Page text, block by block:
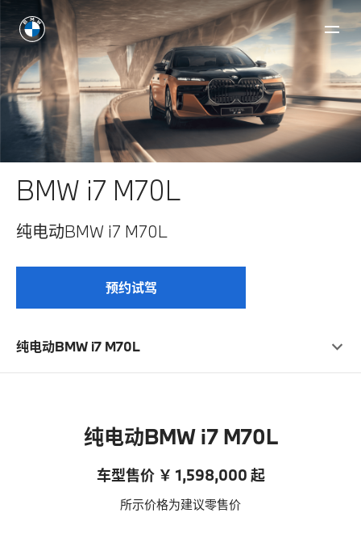
BMW i7 M70L
纯电动BMW i7 M70L
预约试驾
纯电动BMW i7 M70L
纯电动BMW i7 M70L
车型售价 ￥ 1,598,000 起
所示价格为建议零售价